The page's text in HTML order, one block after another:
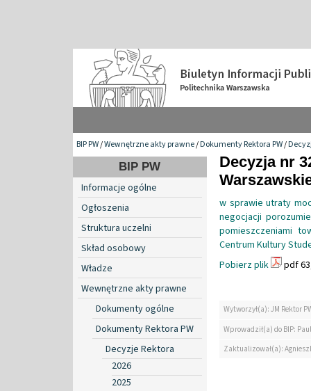
BIP PW/Wewnętrzne akty prawne/Dokumenty Rektora PW/
BIP PW
Informacje ogólne
Ogłoszenia
Struktura uczelni
Skład osobowy
Władze
Wewnętrzne akty prawne
Dokumenty ogólne
Dokumenty Rektora PW
Decyzje Rektora
2026
2025
Decyzja nr
w sprawie utraty
negocjacji
pomieszczeniami
Centrum Kultury
Pobierz plik
pdf
Wytworzył(a): JM Rektor
Wprowadził(a) do BIP:
Zaktualizował(a):